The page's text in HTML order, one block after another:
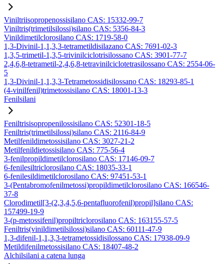
Viniltriisopropenossisilano CAS: 15332-99-7
Viniltris(trimetilsilossi)silano CAS: 5356-84-3
Vinildimetilclorosilano CAS: 1719-58-0
1,3-Divinil-1,1,3,3-tetrametildisilazano CAS: 7691-02-3
1,3,5-trimetil-1,3,5-trivinilciclotrisilossano CAS: 3901-77-7
2,4,6,8-tetrametil-2,4,6,8-tetravinilciclotetrasilossano CAS: 2554-06-
5
1,3-Divinil-1,1,3,3-Tetrametossidisilossano CAS: 18293-85-1
(4-vinilfenil)trimetossisilano CAS: 18001-13-3
Fenilsilani
Feniltrisisopropenilossisilano CAS: 52301-18-5
Feniltris(trimetilsilossi)silano CAS: 2116-84-9
Metilfenildimetossisilano CAS: 3027-21-2
Metilfenildietossisilano CAS: 775-56-4
3-fenilpropildimetilclorosilano CAS: 17146-09-7
6-fenilesiltriclorosilano CAS: 18035-33-1
6-fenilesildimetilclorosilano CAS: 97451-53-1
3-(Pentabromofenilmetossi)propildimetilclorosilano CAS: 166546-
37-8
Clorodimetil[3-(2,3,4,5,6-pentafluorofenil)propil]silano CAS:
157499-19-9
3-(p-metossifenil)propiltriclorosilano CAS: 163155-57-5
Feniltris(vinildimetilsilossi)silano CAS: 60111-47-9
1,3-difenil-1,1,3,3-tetrametossidisilossano CAS: 17938-09-9
Metildifenilmetossisilano CAS: 18407-48-2
Alchilsilani a catena lunga